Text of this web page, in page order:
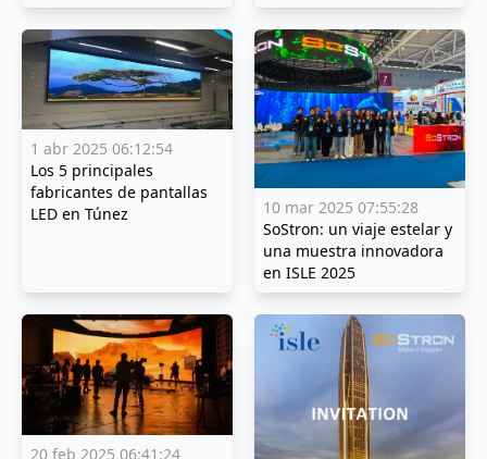
1 abr 2025 06:12:54
Los 5 principales
fabricantes de pantallas
LED en Túnez
10 mar 2025 07:55:28
SoStron: un viaje estelar y
una muestra innovadora
en ISLE 2025
20 feb 2025 06:41:24